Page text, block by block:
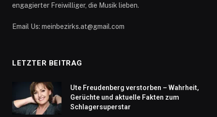
engagierter Freiwilliger, die Musik lieben.
Email Us: meinbezirks.at@gmail.com
LETZTER BEITRAG
Ute Freudenberg verstorben – Wahrheit,
Gerüchte und aktuelle Fakten zum
Schlagersuperstar